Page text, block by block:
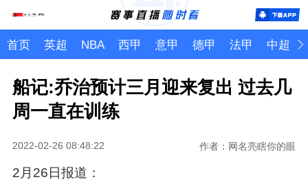
首页 英超 NBA 西甲 意甲 德甲 法甲 中超
船记:乔治预计三月迎来复出 过去几
周一直在训练
2022-02-26 08:48:22 作者：网名亮瞎你的眼
2月26日报道：